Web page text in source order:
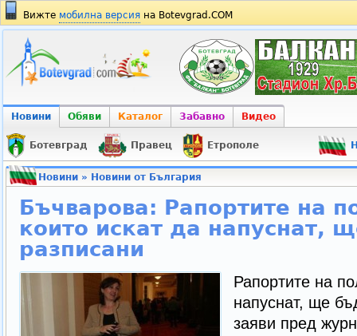
Вижте мобилна версия на Botevgrad.COM
Новини Обяви Каталог Забавно Видео
Ботевград Правец Етрополе
Новини» Новини от България
Бъчварова: Рапортите на
които искат да напуснат,
разписани
Рапортите на
напуснат, ще
заяви пред